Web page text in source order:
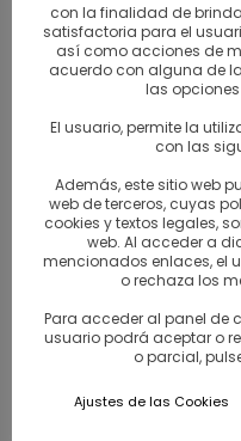
especias de YOGI
mente y espíritu,
se sientan bien. Esto
ingredientes. Estos
controlados que
zonas de producción
distintos proyectos
personalmente en las
ocasiones muy
sobre el terreno
asesoramiento.
Otro elemento de la
de YOGI TEA® es el
con la finalidad de
satisfactoria para el
así como acciones de
acuerdo con alguna de
las
El usuario, permite la
con las
Además, este sitio web
web de terceros, cuyas
cookies y textos legales,
web. Al acceder a
mencionados enlaces, el
o rechaza los
Para acceder al panel de
usuario podrá aceptar o
o parcial,
Ajustes de las Cookies